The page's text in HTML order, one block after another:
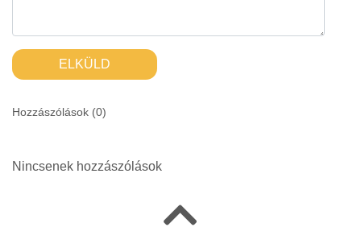
ELKÜLD
Hozzászólások (0)
Nincsenek hozzászólások